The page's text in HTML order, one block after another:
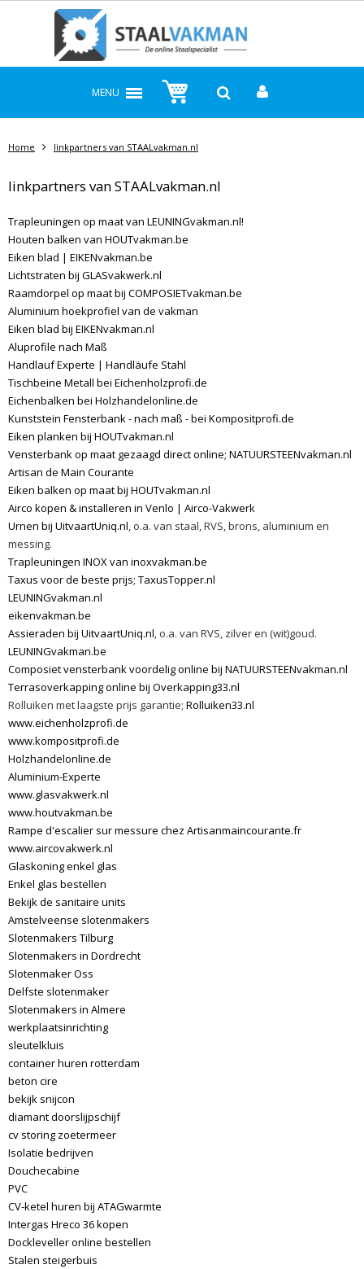
MENU
Home linkpartners van STAALvakman.nl
linkpartners van STAALvakman.nl
Trapleuningen op maat van LEUNINGvakman.nl!
Houten balken van HOUTvakman.be
Eiken blad | EIKENvakman.be
Lichtstraten bij GLASvakwerk.nl
Raamdorpel op maat bij COMPOSIETvakman.be
Aluminium hoekprofiel van de vakman
Eiken blad bij EIKENvakman.nl
Aluprofile nach Maß
Handlauf Experte | Handläufe Stahl
Tischbeine Metall bei Eichenholzprofi.de
Eichenbalken bei Holzhandelonline.de
Kunststein Fensterbank - nach maß - bei Kompositprofi.de
Eiken planken bij HOUTvakman.nl
Vensterbank op maat gezaagd direct online; NATUURSTEENvakman.nl
Artisan de Main Courante
Eiken balken op maat bij HOUTvakman.nl
Airco kopen & installeren in Venlo | Airco-Vakwerk
Urnen bij UitvaartUniq.nl, o.a. van staal, RVS, brons, aluminium en
messing.
Trapleuningen INOX van inoxvakman.be
Taxus voor de beste prijs; TaxusTopper.nl
LEUNINGvakman.nl
eikenvakman.be
Assieraden bij UitvaartUniq.nl, o.a. van RVS, zilver en (wit)goud.
LEUNINGvakman.be
Composiet vensterbank voordelig online bij NATUURSTEENvakman.nl
Terrasoverkapping online bij Overkapping33.nl
Rolluiken met laagste prijs garantie; Rolluiken33.nl
www.eichenholzprofi.de
www.kompositprofi.de
Holzhandelonline.de
Aluminium-Experte
www.glasvakwerk.nl
www.houtvakman.be
Rampe d'escalier sur messure chez Artisanmaincourante.fr
www.aircovakwerk.nl
Glaskoning enkel glas
Enkel glas bestellen
Bekijk de sanitaire units
Amstelveense slotenmakers
Slotenmakers Tilburg
Slotenmakers in Dordrecht
Slotenmaker Oss
Delfste slotenmaker
Slotenmakers in Almere
werkplaatsinrichting
sleutelkluis
container huren rotterdam
beton cire
bekijk snijcon
diamant doorslijpschijf
cv storing zoetermeer
Isolatie bedrijven
Douchecabine
PVC
CV-ketel huren bij ATAGwarmte
Intergas Hreco 36 kopen
Dockleveller online bestellen
Stalen steigerbuis